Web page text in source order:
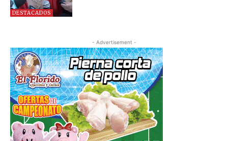
DESTACADOS
- Advertisement -